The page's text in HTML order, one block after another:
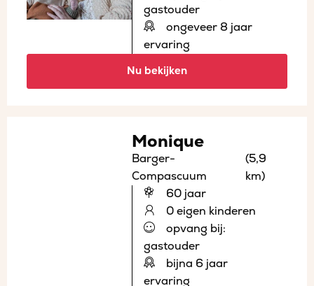
gastouder
ongeveer 8 jaar
ervaring
Nu bekijken
Monique
Barger-
Compascuum
(5,9
km)
60 jaar
0 eigen kinderen
opvang bij:
gastouder
bijna 6 jaar
ervaring